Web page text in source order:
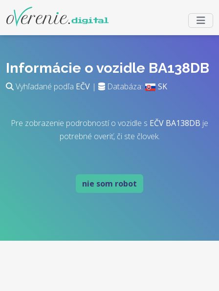
Informácie o vozidle BA138DB
Vyhľadané podľa EČV | Databáza: SK
Pre zobrazenie podrobností o vozidle s EČV BA138DB je
potrebné overiť, či ste človek.
nie som robot